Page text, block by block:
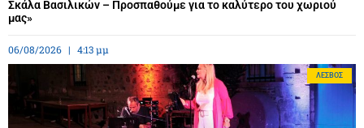
Σκάλα Βασιλικών – Προσπαθούμε για το καλύτερο του χωριού
μας»
06/08/2026 4:13 μμ
ΛΈΣΒΟΣ